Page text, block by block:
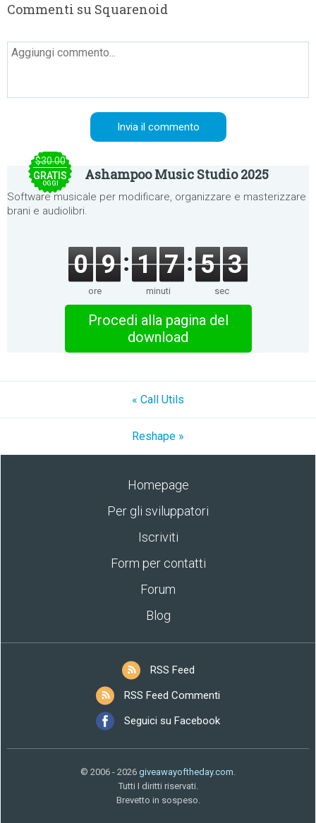
Commenti su Squarenoid
$30.00
GRATIS
OGGI
Ashampoo Music Studio 2025
Software musicale per modificare, organizzare e masterizzare
brani e audiolibri.
0 9
ore
1 7
minuti
5 3
sec
Procedi alla pagina del
download
« Call Utils
Reshape »
Homepage
Per gli sviluppatori
Iscriviti
Form per contatti
Forum
Blog
RSS Feed
RSS Feed Commenti
Seguici su Facebook
© 2006 - 2026 giveawayoftheday.com.
Tutti I diritti riservati.
Brevetto in sospeso.